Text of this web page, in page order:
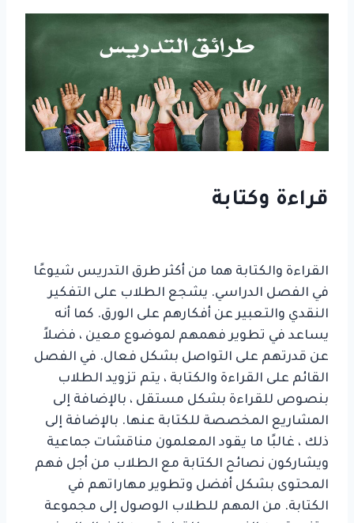
قراءة وكتابة
القراءة والكتابة هما من أكثر طرق التدريس شيوعًا
في الفصل الدراسي. يشجع الطلاب على التفكير
النقدي والتعبير عن أفكارهم على الورق. كما أنه
يساعد في تطوير فهمهم لموضوع معين ، فضلاً
عن قدرتهم على التواصل بشكل فعال. في الفصل
القائم على القراءة والكتابة ، يتم تزويد الطلاب
بنصوص للقراءة بشكل مستقل ، بالإضافة إلى
المشاريع المخصصة للكتابة عنها. بالإضافة إلى
ذلك ، غالبًا ما يقود المعلمون مناقشات جماعية
ويشاركون نصائح الكتابة مع الطلاب من أجل فهم
المحتوى بشكل أفضل وتطوير مهاراتهم في
الكتابة. من المهم للطلاب الوصول إلى مجموعة